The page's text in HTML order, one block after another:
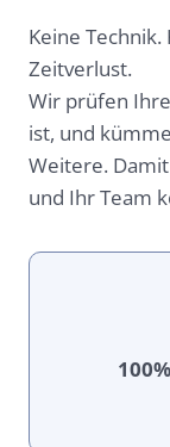
Keine
Zeitverlust.
Wir prüfen
ist, und
Weitere.
und Ihr Team